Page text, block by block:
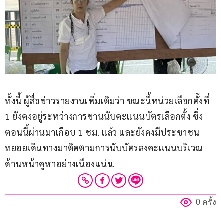
ทั้งนี้ ผู้สื่อข่าวรายงานเพิ่มเติมว่า ขณะนี้หน่วยเลือกตั้งที่
1 ยังคงอยู่ระหว่างการขานนับคะแนนบัตรเลือกตั้ง ซึ่ง
ตอนนี้ผ่านมาเกือบ 1 ชม. แล้ว และยังคงมีประชาชน
ทยอยเดินทางมาติดตามการนับบัตรลงคะแนนบริเวณ
ด้านหน้าคูหาอย่างเนืองแน่น.
0 ครั้ง